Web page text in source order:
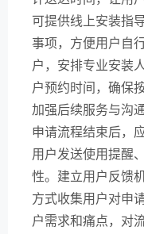
可提供线上安装指
事项，方便用户自
户，安排专业安装
户预约时间，确保
加强后续服务与沟
申请流程结束后，
用户发送使用提醒
性。建立用户反馈
方式收集用户对申
户需求和痛点，对